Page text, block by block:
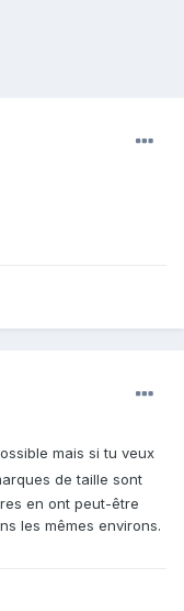
mais si tu veux
de taille sont
en ont peut-être
les mêmes environs.